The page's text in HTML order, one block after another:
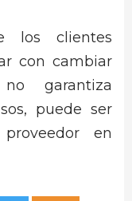
los clientes
con cambiar
garantiza
puede ser
en